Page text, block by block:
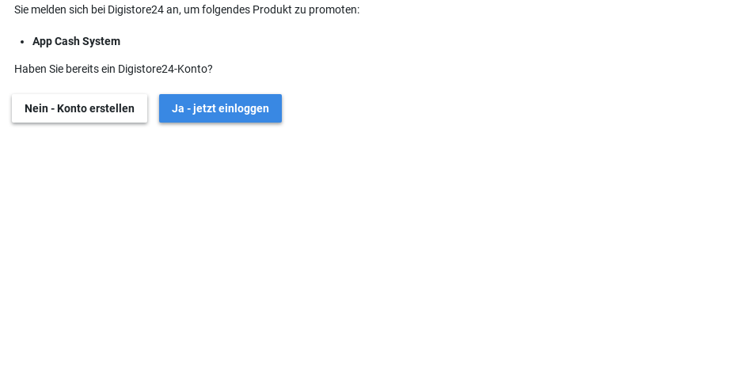
Sie melden sich bei Digistore24 an, um folgendes Produkt zu promoten:
App Cash System
Haben Sie bereits ein Digistore24-Konto?
Nein - Konto erstellen Ja - jetzt einloggen